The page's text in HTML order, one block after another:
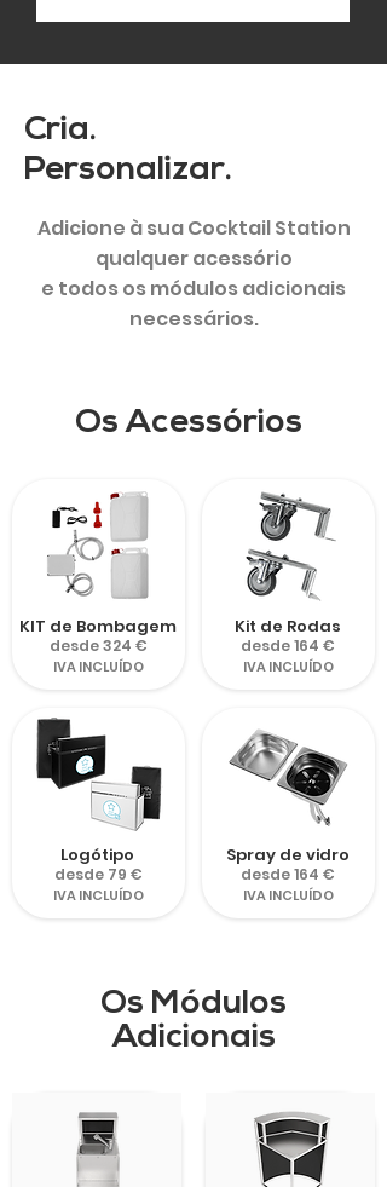
Cria.
Personalizar.
Adicione à sua Cocktail Station
qualquer acessório
e todos os módulos adicionais
necessários.
Os Acessórios
KIT de Bombagem
desde 324 €
IVA INCLUÍDO
Logótipo
desde 79 €
IVA INCLUÍDO
Kit de Rodas
desde 164 €
IVA INCLUÍDO
Spray de vidro
desde 164 €
IVA INCLUÍDO
Os Módulos
Adicionais